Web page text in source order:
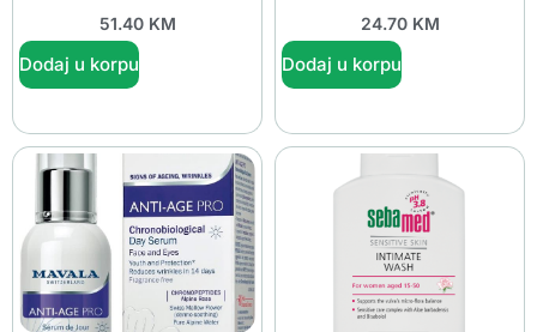
51.40 KM
Dodaj u korpu
24.70 KM
Dodaj u korpu